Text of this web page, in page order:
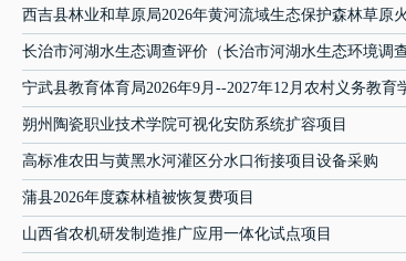
西吉县林业和草原局2026年黄河流域生态保护森林草原
长治市河湖水生态调查评价（长治市河湖水生态环境调查
宁武县教育体育局2026年9月--2027年12月农村义务教
朔州陶瓷职业技术学院可视化安防系统扩容项目
高标准农田与黄黑水河灌区分水口衔接项目设备采购
蒲县2026年度森林植被恢复费项目
山西省农机研发制造推广应用一体化试点项目